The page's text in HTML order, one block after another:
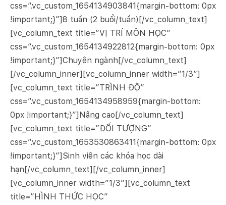
css=”.vc_custom_1654134903841{margin-bottom: 0px
!important;}”]8 tuần (2 buổi/tuần)[/vc_column_text]
[vc_column_text title=”VỊ TRÍ MÔN HỌC”
css=”.vc_custom_1654134922812{margin-bottom: 0px
!important;}”]Chuyên ngành[/vc_column_text]
[/vc_column_inner][vc_column_inner width=”1/3″]
[vc_column_text title=”TRÌNH ĐỘ”
css=”.vc_custom_1654134958959{margin-bottom:
0px !important;}”]Nâng cao[/vc_column_text]
[vc_column_text title=”ĐỐI TƯỢNG”
css=”.vc_custom_1653530863411{margin-bottom: 0px
!important;}”]Sinh viên các khóa học dài
hạn[/vc_column_text][/vc_column_inner]
[vc_column_inner width=”1/3″][vc_column_text
title=”HÌNH THỨC HỌC”